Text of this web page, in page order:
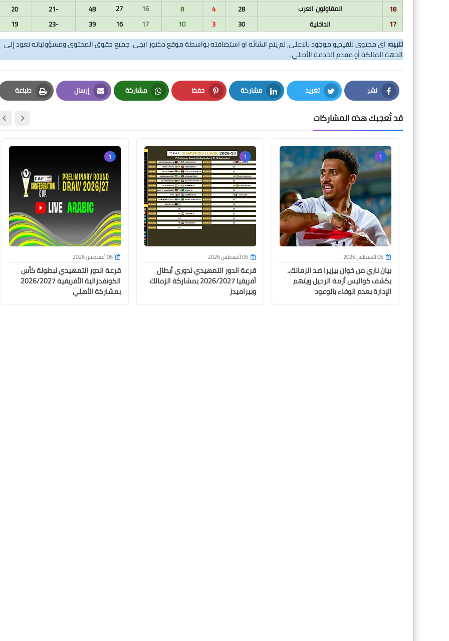
18
المقاولون العرب 28
4
8
16
27
48
-21
20
17
الداخلية 30
3
10
17
16
39
-23
19
تنبيه:اي محتوى للفيديو موجود بالاعلى, لم يتم انشائه او استضافته بواسطة موقع دكتور ايجي. جميع حقوق المحتوى ومسؤولياته تعود إلى
الجهة المالكة أو مقدم الخدمة الأصلي.
نشر
Facebook
تغريد
Twitter
مشاركة
LinkedIn
حفظ
Pinterest
مشاركة
Whatsapp
إرسال
Email
طباعة
Print
قد تُعجبك هذه المشاركات
1
06 أغسطس 2026
بيان ناري من خوان بيزيرا ضد الزمالك..
يكشف كواليس أزمة الرحيل ويتهم
الإدارة بعدم الوفاء بالوعود
1
06 أغسطس 2026
قرعة الدور التمهيدي لدوري أبطال
أفريقيا 2026/2027 بمشاركة الزمالك
وبيراميدز
1
06 أغسطس 2026
قرعة الدور التمهيدي لبطولة كأس
الكونفدرالية الأفريقية 2026/2027
بمشاركة الأهلي
02 يناير 2025
01 يناير 2025
26 ديسمبر 2024